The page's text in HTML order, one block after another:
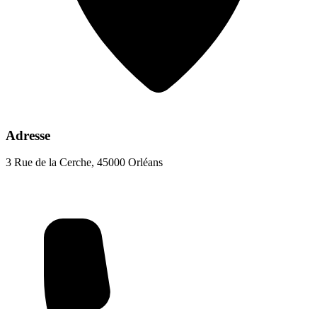
Adresse
3 Rue de la Cerche, 45000 Orléans